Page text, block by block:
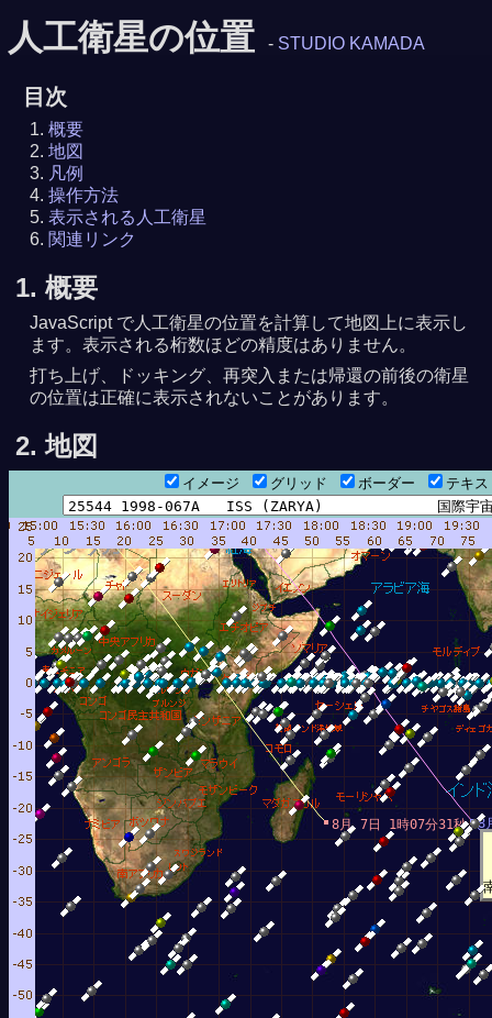
人工衛星の位置 - STUDIO KAMADA
目次
概要
地図
凡例
操作方法
表示される人工衛星
関連リンク
1. 概要
JavaScript で人工衛星の位置を計算して地図上に表示し
ます。表示される桁数ほどの精度はありません。
打ち上げ、ドッキング、再突入または帰還の前後の衛星
の位置は正確に表示されないことがあります。
2. 地図
イメージ グリッド ボーダー テキ
8
8月 7日 1時07分31秒